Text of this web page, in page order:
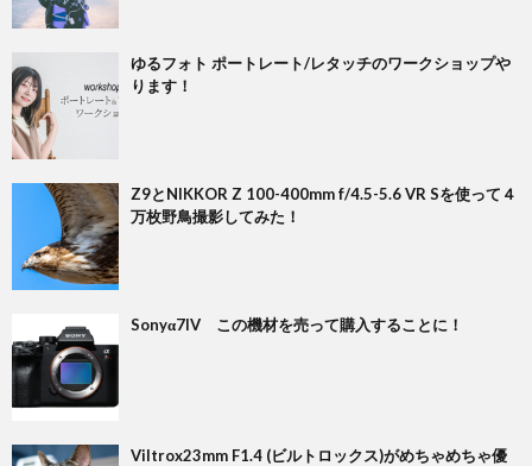
ゆるフォト ポートレート/レタッチのワークショップや
ります！
Z9とNIKKOR Z 100-400mm f/4.5-5.6 VR Sを使って４
万枚野鳥撮影してみた！
Sonyα7IV この機材を売って購入することに！
Viltrox23mm F1.4 (ビルトロックス)がめちゃめちゃ優